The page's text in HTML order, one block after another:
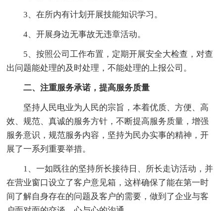
3、在所内有计划开展技能知识学习。
4、开展身边无事故无违章活动。
5、按照公司工作布置，定期开展安全大检查，对查
出问题能处理的及时处理，不能处理的上报公司。
二、注重服务承诺，提高服务质量
坚持人民电业为人民的宗旨，本着优质、方便、高
效、规范、真诚的服务方针，不断提高服务质量，增强
服务意识，规范服务内容，坚持为民办实事的精神，开
展了一系列重要举措。
1、一如既往的坚持所长接待日、所长走访活动，并
在营业窗口设立了客户意见箱，这样确保了能在第一时
间了解自身存在的问题及客户的需要，做到了企业与客